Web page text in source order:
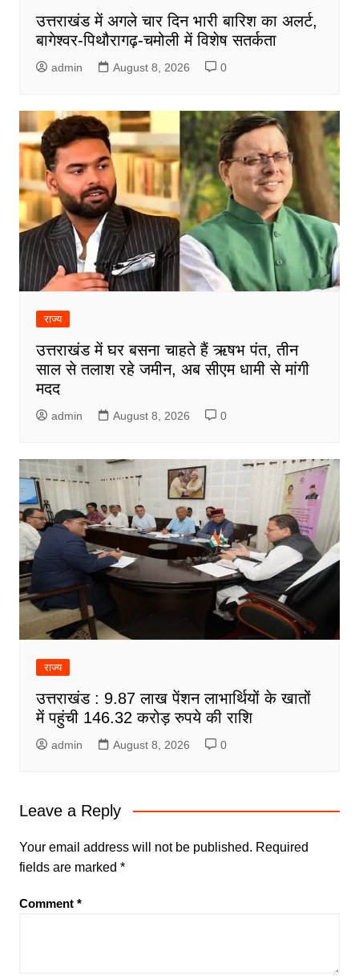
उत्तराखंड में अगले चार दिन भारी बारिश का अलर्ट,
बागेश्वर-पिथौरागढ़-चमोली में विशेष सतर्कता
admin August 8, 2026 0
राज्य
उत्तराखंड में घर बसना चाहते हैं ऋषभ पंत, तीन
साल से तलाश रहे जमीन, अब सीएम धामी से मांगी
मदद
admin August 8, 2026 0
राज्य
उत्तराखंड : 9.87 लाख पेंशन लाभार्थियों के खातों
में पहुंची 146.32 करोड़ रुपये की राशि
admin August 8, 2026 0
Leave a Reply
Your email address will not be published. Required
fields are marked *
Comment *